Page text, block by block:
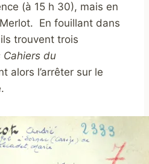
(à 15 h 30), mais en
En fouillant dans
trouvent trois
Cahiers du
alors l’arrêter sur le